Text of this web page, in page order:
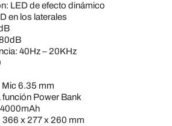
LED de efecto dinámico
en los laterales
40Hz – 20KHz
Mic 6.35 mm
Power Bank
4000mAh
366 x 277 x 260 mm